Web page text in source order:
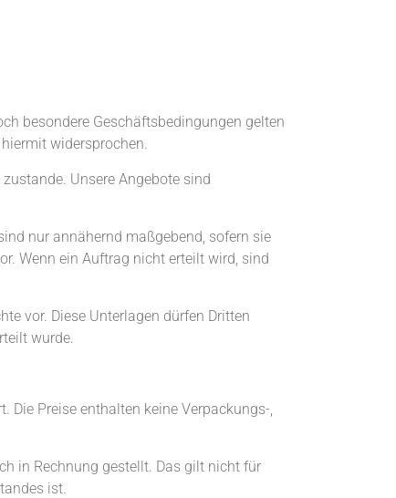
besondere Geschäftsbedingungen gelten
widersprochen.
Unsere Angebote sind
nur annähernd maßgebend, sofern sie
Wenn ein Auftrag nicht erteilt wird, sind
vor. Diese Unterlagen dürfen Dritten
wurde.
Die Preise enthalten keine Verpackungs-,
in Rechnung gestellt. Das gilt nicht für
ist.